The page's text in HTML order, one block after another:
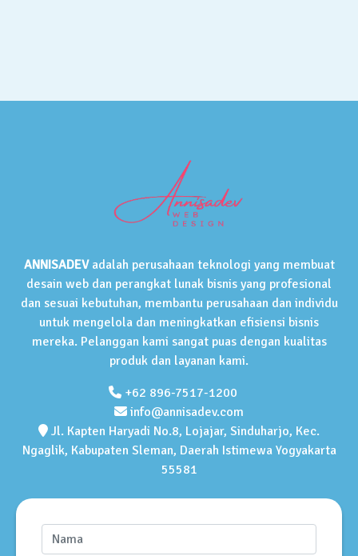
ANNISADEVadalah perusahaan teknologi yang membuat
desain web dan perangkat lunak bisnis yang profesional
dan sesuai kebutuhan, membantu perusahaan dan individu
untuk mengelola dan meningkatkan efisiensi bisnis
mereka. Pelanggan kami sangat puas dengan kualitas
produk dan layanan kami.
+62 896-7517-1200
info@annisadev.com
Jl. Kapten Haryadi No.8, Lojajar, Sinduharjo, Kec.
Ngaglik, Kabupaten Sleman, Daerah Istimewa Yogyakarta
55581